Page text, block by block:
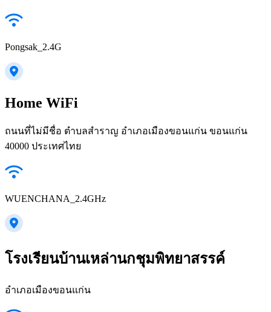
Pongsak_2.4G
Home WiFi
ถนนที่ไม่มีชื่อ ตำบลสำราญ อำเภอเมืองขอนแก่น ขอนแก่น
40000 ประเทศไทย
WUENCHANA_2.4GHz
โรงเรียนบ้านเหล่านกชุมพิทยาสรรค์
อำเภอเมืองขอนแก่น